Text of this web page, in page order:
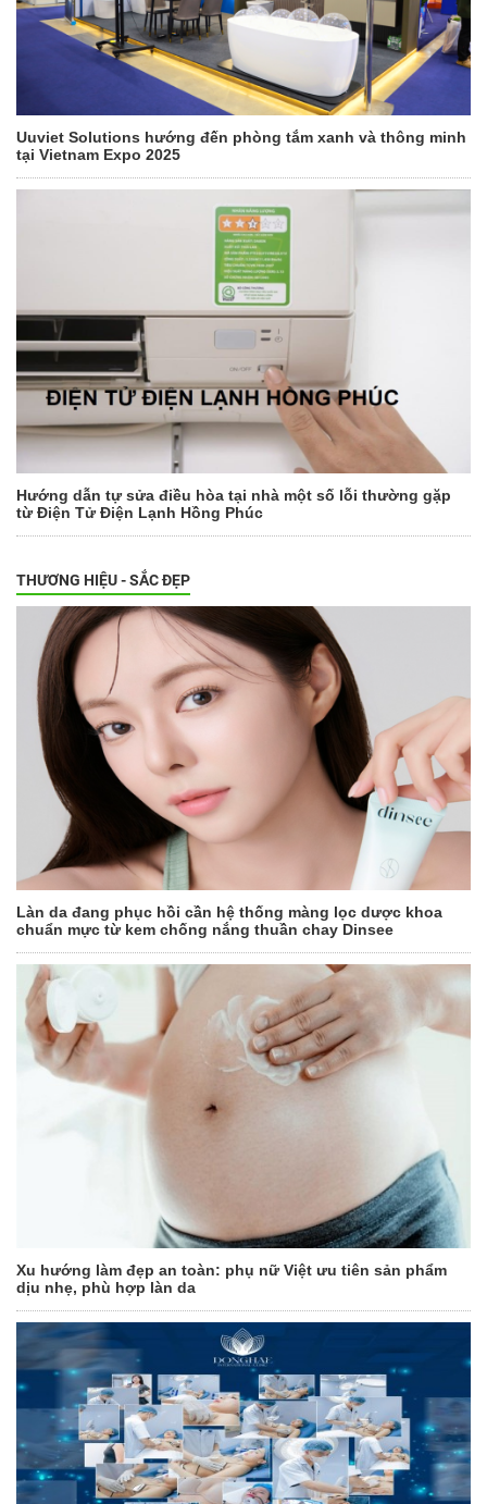
Uuviet Solutions hướng đến phòng tắm xanh và thông minh
tại Vietnam Expo 2025
Hướng dẫn tự sửa điều hòa tại nhà một số lỗi thường gặp
từ Điện Tử Điện Lạnh Hồng Phúc
THƯƠNG HIỆU - SẮC ĐẸP
Làn da đang phục hồi cần hệ thống màng lọc dược khoa
chuẩn mực từ kem chống nắng thuần chay Dinsee
Xu hướng làm đẹp an toàn: phụ nữ Việt ưu tiên sản phẩm
dịu nhẹ, phù hợp làn da